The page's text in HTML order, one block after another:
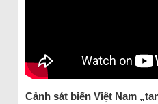
Cảnh sát biển Việt Nam